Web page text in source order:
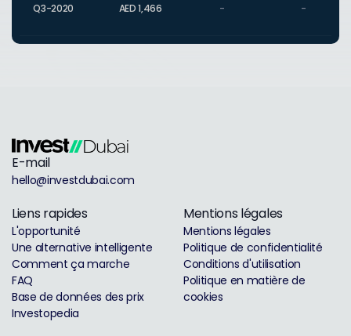
Q3-2020 AED 1,466 - -
E-mail
hello@investdubai.com
Liens rapides
L'opportunité
Une alternative intelligente
Comment ça marche
FAQ
Base de données des prix
Investopedia
Mentions légales
Mentions légales
Politique de confidentialité
Conditions d'utilisation
Politique en matière de
cookies